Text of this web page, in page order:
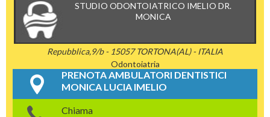
STUDIO ODONTOIATRICO IMELIO DR.
MONICA
Repubblica,9/b - 15057 TORTONA(AL) - ITALIA
Odontoiatria
PRENOTA AMBULATORI DENTISTICI
MONICA LUCIA IMELIO
Chiama